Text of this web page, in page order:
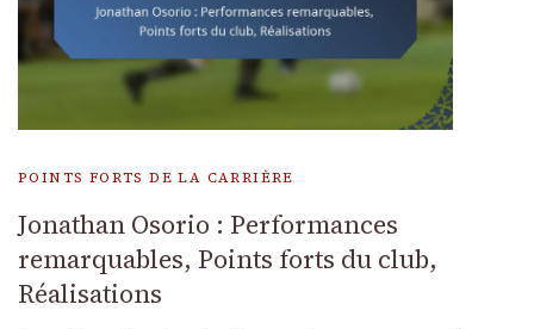
POINTS FORTS DE LA CARRIÈRE
Jonathan Osorio : Performances
remarquables, Points forts du club,
Réalisations